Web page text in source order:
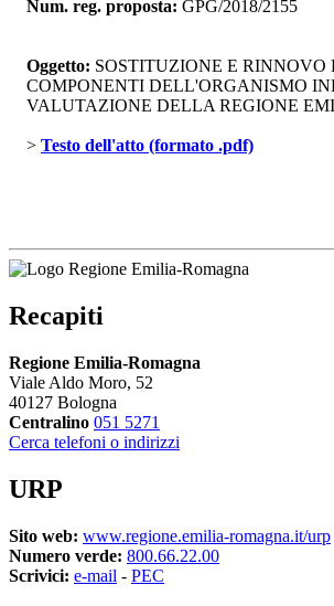
Num. reg. proposta: GPG/2018/2155
Oggetto: SOSTITUZIONE E RINNOVO
COMPONENTI DELL'ORGANISMO
VALUTAZIONE DELLA REGIONE
> Testo dell'atto (formato .pdf)
Recapiti
Regione Emilia-Romagna
Viale Aldo Moro, 52
40127 Bologna
Centralino 051 5271
Cerca telefoni o indirizzi
URP
Sito web: www.regione.emilia-romagna.it/urp
Numero verde: 800.66.22.00
Scrivici: e-mail - PEC